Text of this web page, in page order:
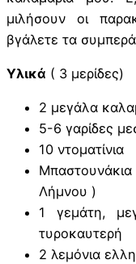
μιλήσουν οι
βγάλετε τα
Υλικά ( 3 μερίδες)
2 μεγάλα
5-6 γαρίδες
10 ντοματίνια
Λήμνου )
1 γεμάτη,
τυροκαυτερή
2 λεμόνια